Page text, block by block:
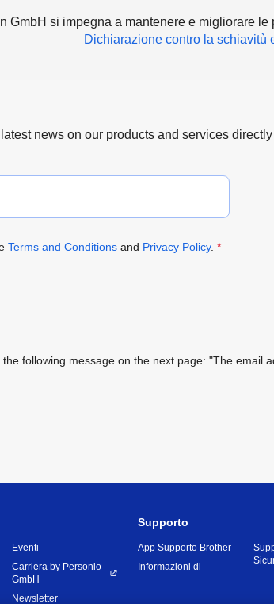
GmbH si impegna a mantenere e migliorare
Dichiarazione contro la schiavitù
news on our products and services
Terms and Conditionsand Privacy Policy. *
following message on the next page: "The
Eventi
Carriera by Personio
GmbH
Newsletter
Supporto
App Supporto Brother
Informazioni di